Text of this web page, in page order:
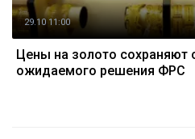
29.10 11:00
Цены на золото сохраняют
ожидаемого решения ФРС